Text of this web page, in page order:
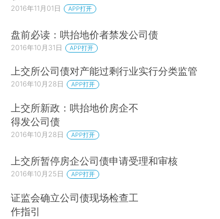
2016年11月01日 APP打开
盘前必读：哄抬地价者禁发公司债
2016年10月31日 APP打开
上交所公司债对产能过剩行业实行分类监管
2016年10月28日 APP打开
上交所新政：哄抬地价房企不
得发公司债
2016年10月28日 APP打开
上交所暂停房企公司债申请受理和审核
2016年10月25日 APP打开
证监会确立公司债现场检查工
作指引